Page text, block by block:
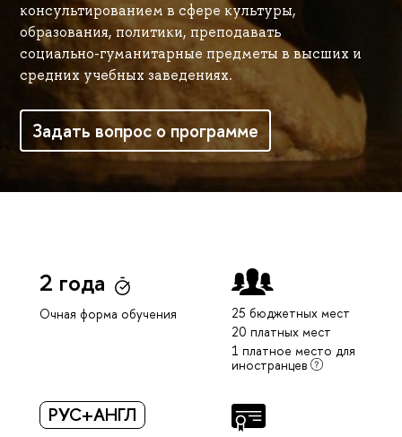
консультированием в сфере культуры,
образования, политики, преподавать
социально-гуманитарные предметы в высших и
средних учебных заведениях.
Задать вопрос о программе
2 года
Очная форма обучения
25 бюджетных мест
20 платных мест
1 платное место для
иностранцев
РУС+АНГЛ